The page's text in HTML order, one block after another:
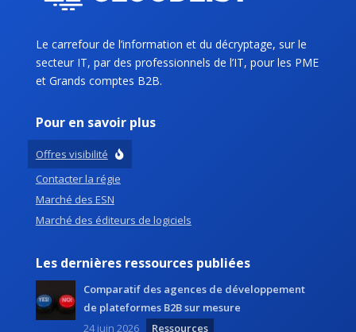
Le carrefour de l’information et du décryptage, sur le
secteur IT, par des professionnels de l’IT, pour les PME
et Grands comptes B2B.
Pour en savoir plus
Offres visibilité
Contacter la régie
Marché des ESN
Marché des éditeurs de logiciels
Les dernières ressources publiées
Comparatif des agences de développement
de plateformes B2B sur mesure
24 juin 2026
Ressources